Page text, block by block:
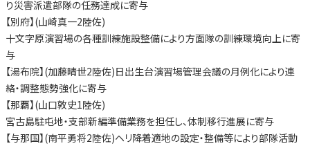
り災害派遣部隊の任務達成に寄与
【別府】(山崎真一2陸佐)
十文字原演習場の各種訓練施設整備により方面隊の訓練環境向上に寄
与
【湯布院】(加藤晴世2陸佐)日出生台演習場管理会議の月例化により連
絡・調整態勢強化に寄与
【那覇】(山口敦史1陸佐)
宮古島駐屯地・支部新編準備業務を担任し、体制移行進展に寄与
【与那国】(南平勇将2陸佐)ヘリ降着適地の設定・整備等により部隊活動